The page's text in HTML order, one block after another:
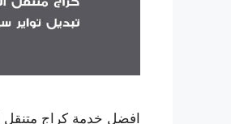
افضل خدمة كراج متنقل